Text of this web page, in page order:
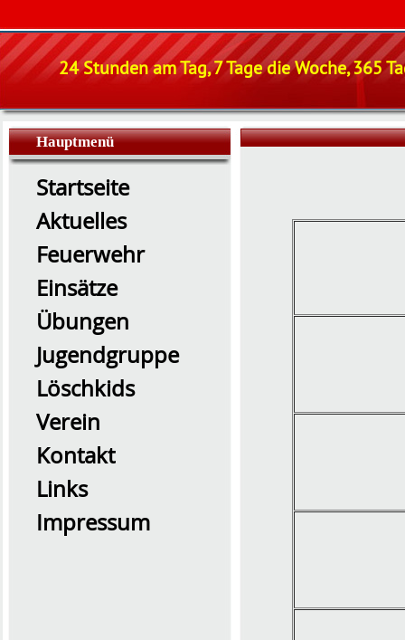
24 Stunden am Tag, 7 Tage die Woche, 365
Hauptmenü
Startseite
Aktuelles
Feuerwehr
Einsätze
Übungen
Jugendgruppe
Löschkids
Verein
Kontakt
Links
Impressum